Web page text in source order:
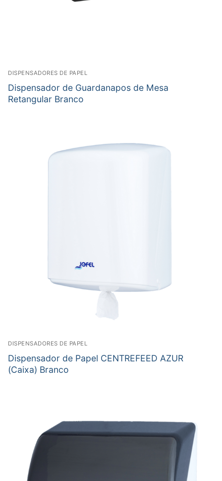
DISPENSADORES DE PAPEL
Dispensador de Guardanapos de Mesa
Retangular Branco
DISPENSADORES DE PAPEL
Dispensador de Papel CENTREFEED AZUR
(Caixa) Branco